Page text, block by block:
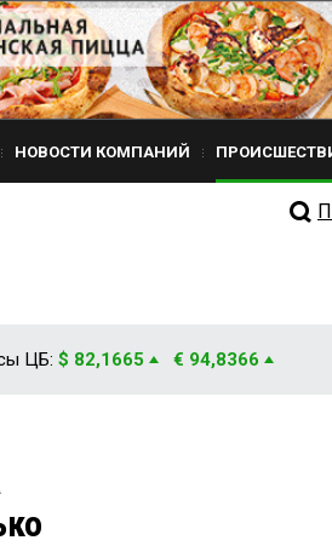
НОВОСТИ КОМПАНИЙ
ЦБ: $ 82,1665 € 94,8366